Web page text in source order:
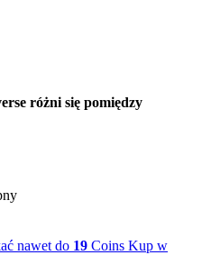
różni się pomiędzy
nawet do 19 Coins Kup w